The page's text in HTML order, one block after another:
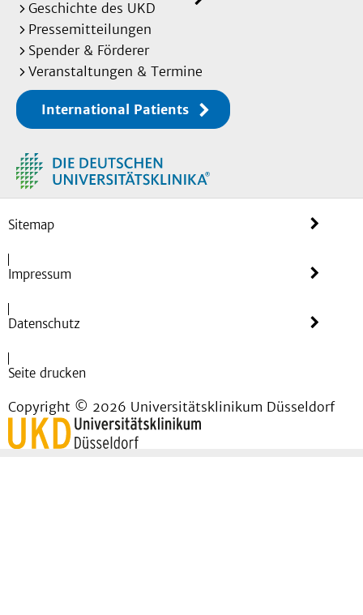
Geschichte des UKD
Pressemitteilungen
Spender & Förderer
Veranstaltungen & Termine
International Patients
Sitemap
Impressum
Datenschutz
Seite drucken
Copyright © 2026 Universitätsklinikum Düsseldorf